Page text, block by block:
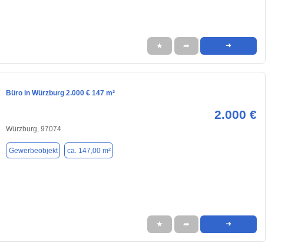
★ ➦ ➜
Büro in Würzburg 2.000 € 147 m²
2.000 €
Würzburg, 97074
Gewerbeobjekt ca. 147,00 m²
★ ➦ ➜